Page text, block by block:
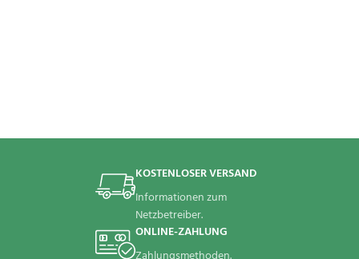
KOSTENLOSER VERSAND
Informationen zum
Netzbetreiber.
ONLINE-ZAHLUNG